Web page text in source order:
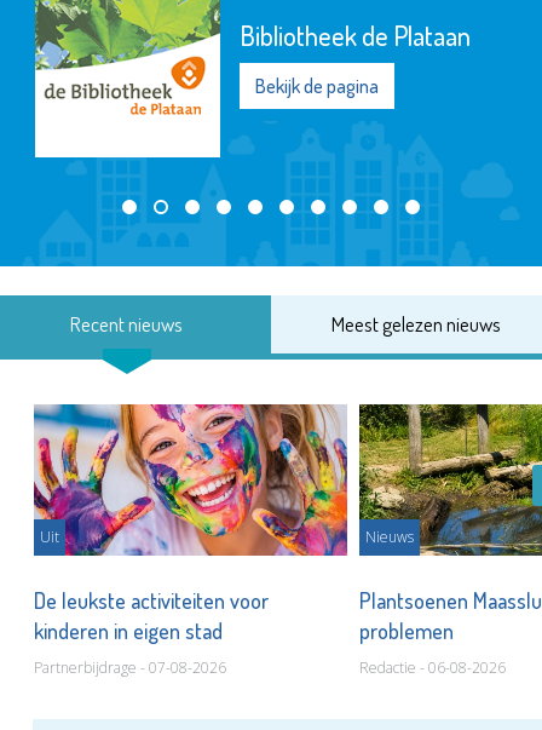
Bibliotheek de Plataan
Bekijk de pagina
Recent nieuws Meest gelezen nieuws
Uit
De leukste activiteiten voor
kinderen in eigen stad
Partnerbijdrage - 07-08-2026
Nieuws
Plantsoenen
problemen
Redactie - 06-08-2026